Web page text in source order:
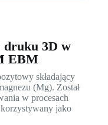
druku 3D w
EBM
składający
(Mg). Został
w procesach
jako